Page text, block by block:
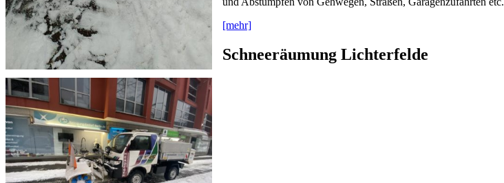
[mehr]
Schneeräumung Lichterfelde